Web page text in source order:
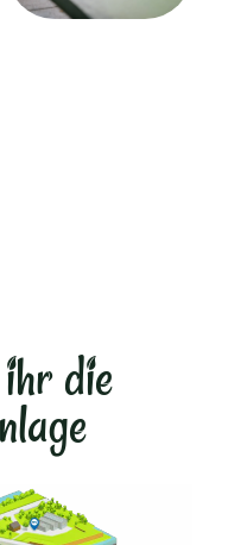
die